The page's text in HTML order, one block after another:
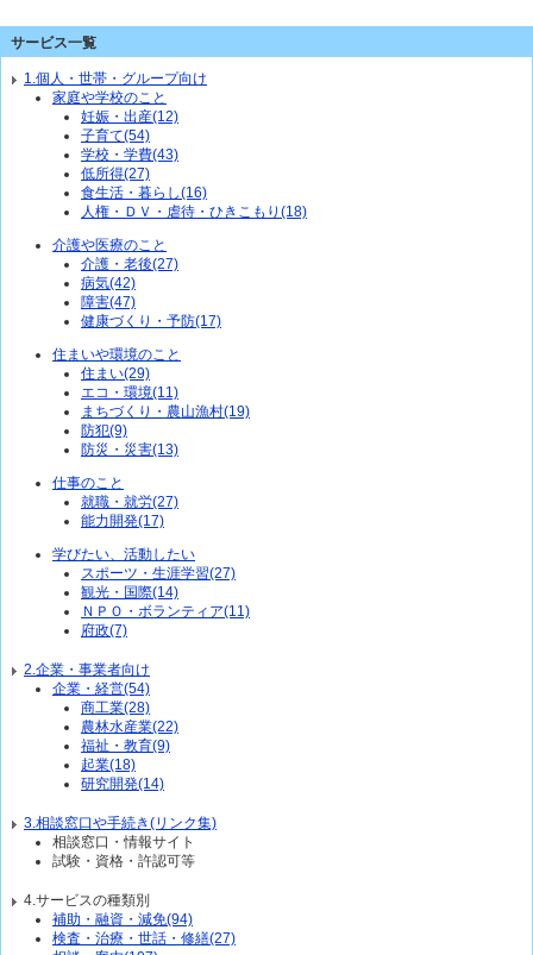
サービス一覧
1.個人・世帯・グループ向け
家庭や学校のこと
妊娠・出産(12)
子育て(54)
学校・学費(43)
低所得(27)
食生活・暮らし(16)
人権・ＤＶ・虐待・ひきこもり(18)
介護や医療のこと
介護・老後(27)
病気(42)
障害(47)
健康づくり・予防(17)
住まいや環境のこと
住まい(29)
エコ・環境(11)
まちづくり・農山漁村(19)
防犯(9)
防災・災害(13)
仕事のこと
就職・就労(27)
能力開発(17)
学びたい、活動したい
スポーツ・生涯学習(27)
観光・国際(14)
ＮＰＯ・ボランティア(11)
府政(7)
2.企業・事業者向け
企業・経営(54)
商工業(28)
農林水産業(22)
福祉・教育(9)
起業(18)
研究開発(14)
3.相談窓口や手続き(リンク集)
相談窓口・情報サイト
試験・資格・許認可等
4.サービスの種類別
補助・融資・減免(94)
検査・治療・世話・修繕(27)